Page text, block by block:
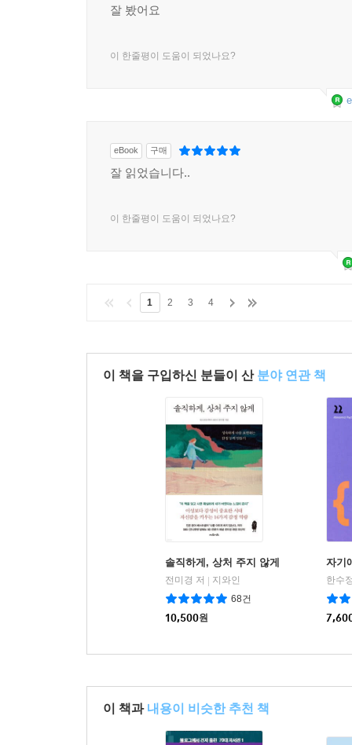
잘 봤어요
이 한줄평이 도움이 되었나요?
eBook 구매
잘 읽었습니다..
이 한줄평이 도움이 되었나요?
1 2 3 4
이 책을 구입하신 분들이 산 분야 연관 책
솔직하게, 상처 주지 않게
전미경 저 | 지와인
68건
10,500원
자기
한수
이 책과 내용이 비슷한 추천 책